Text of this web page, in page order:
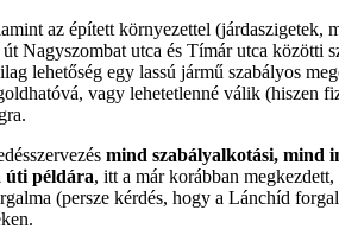
az épített környezettel (járdaszigetek,
Nagyszombat utca és Tímár utca közötti
lehetőség egy lassú jármű szabályos
vagy lehetetlenné válik (hiszen
mind szabályalkotási, mind
úti példára, itt a már korábban
(persze kérdés, hogy a Lánchíd